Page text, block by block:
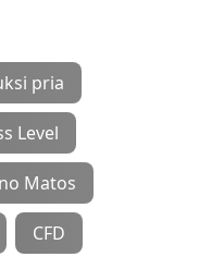
pria
Level
Matos
CFD